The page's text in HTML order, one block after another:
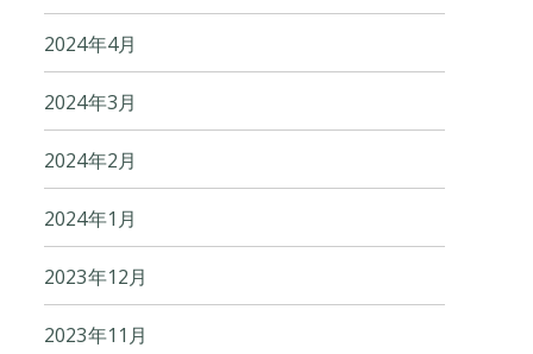
2024年4月
2024年3月
2024年2月
2024年1月
2023年12月
2023年11月